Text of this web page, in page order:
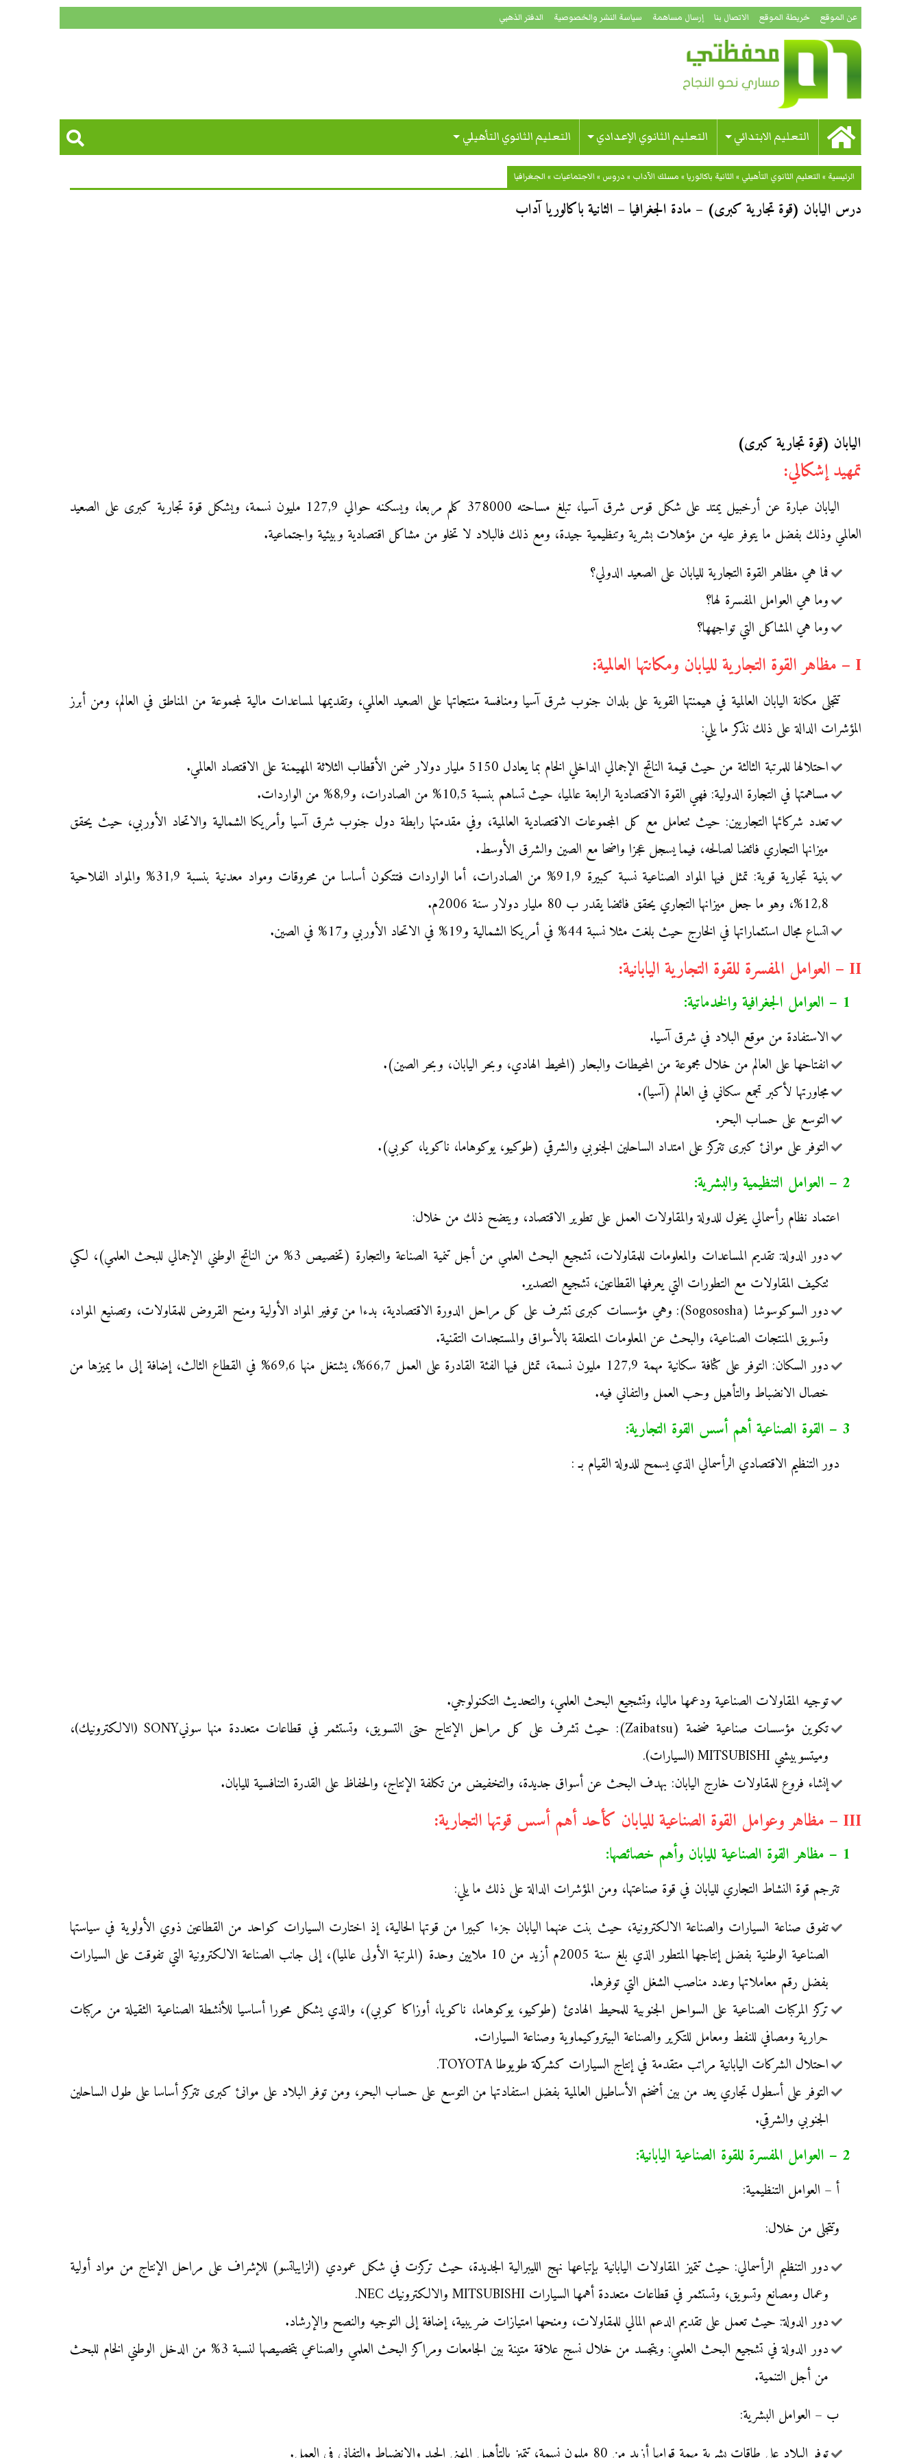
عن الموقع خريطة الموقع الاتصال بنا إرسال مساهمة سياسة النشر والخصوصية الدفتر الذهبي
التعليم الابتدائي التعليم الثانوي الإعدادي التعليم الثانوي التأهيلي
الرئيسية »التعليم الثانوي التأهيلي »الثانية باكالوريا» مسلك الآداب » دروس »الاجتماعيات »الجغرافيا
درس اليابان (قوة تجارية كبرى) – مادة الجغرافيا – الثانية باكالوريا آداب
اليابان (قوة تجارية كبرى)
تمهيد إشكالي:
اليابان عبارة عن أرخبيل يمتد على شكل قوس شرق آسيا، تبلغ مساحته 378000 كلم مربعا، ويسكنه حوالي 127,9 مليون نسمة، ويشكل قوة تجارية كبرى على الصعيد
العالمي وذلك بفضل ما يتوفر عليه من مؤهلات بشرية وتنظيمية جيدة، ومع ذلك فالبلاد لا تخلو من مشاكل اقتصادية وبيئية واجتماعية.
فما هي مظاهر القوة التجارية لليابان على الصعيد الدولي؟
وما هي العوامل المفسرة لها؟
وما هي المشاكل التي تواجهها؟
I – مظاهر القوة التجارية لليابان ومكانتها العالمية:
تتجلى مكانة اليابان العالمية في هيمنتها القوية على بلدان جنوب شرق آسيا ومنافسة منتجاتها على الصعيد العالمي، وتقديمها لمساعدات مالية لمجموعة من المناطق في العالم، ومن أبرز
المؤشرات الدالة على ذلك نذكر ما يلي:
احتلالها للمرتبة الثالثة من حيث قيمة الناتج الإجمالي الداخلي الخام بما يعادل 5150 مليار دولار ضمن الأقطاب الثلاثة المهيمنة على الاقتصاد العالمي.
مساهمتها في التجارة الدولية: فهي القوة الاقتصادية الرابعة عالميا، حيث تساهم بنسبة 10,5% من الصادرات، و8,9% من الواردات.
تعدد شركائها التجاريين: حيث تتعامل مع كل المجموعات الاقتصادية العالمية، وفي مقدمتها رابطة دول جنوب شرق آسيا وأمريكا الشمالية والاتحاد الأوربي، حيث يحقق
ميزانها التجاري فائضا لصالحه، فيما يسجل عجزا واضحا مع الصين والشرق الأوسط.
بنية تجارية قوية: تمثل فيها المواد الصناعية نسبة كبيرة 91,9% من الصادرات، أما الواردات فتتكون أساسا من محروقات ومواد معدنية بنسبة 31,9% والمواد الفلاحية
12,8%، وهو ما جعل ميزانها التجاري يحقق فائضا يقدر ب 80 مليار دولار سنة 2006م.
اتساع مجال استثماراتها في الخارج حيث بلغت مثلا نسبة 44% في أمريكا الشمالية و19% في الاتحاد الأوربي و17% في الصين.
II – العوامل المفسرة للقوة التجارية اليابانية:
1 – العوامل الجغرافية والخدماتية:
الاستفادة من موقع البلاد في شرق آسيا.
انفتاحها على العالم من خلال مجموعة من المحيطات والبحار (المحيط الهادي، وبحر اليابان، وبحر الصين).
مجاورتها لأكبر تجمع سكاني في العالم (آسيا).
التوسع على حساب البحر.
التوفر على موانئ كبرى تتركز على امتداد الساحلين الجنوبي والشرقي (طوكيو، يوكوهاما، ناكويا، كوبي).
2 – العوامل التنظيمية والبشرية:
اعتماد نظام رأسمالي يخول للدولة والمقاولات العمل على تطوير الاقتصاد، ويتضح ذلك من خلال:
دور الدولة: تقديم المساعدات والمعلومات للمقاولات، تشجيع البحث العلمي من أجل تنمية الصناعة والتجارة (تخصيص 3% من الناتج الوطني الإجمالي للبحث العلمي)، لكي
تتكيف المقاولات مع التطورات التي يعرفها القطاعين، تشجيع التصدير.
دور السوكوسوشا (Sogososha): وهي مؤسسات كبرى تشرف على كل مراحل الدورة الاقتصادية، بدءا من توفير المواد الأولية ومنح القروض للمقاولات، وتصنيع المواد،
وتسويق المنتجات الصناعية، والبحث عن المعلومات المتعلقة بالأسواق والمستجدات التقنية.
دور السكان: التوفر على كثافة سكانية مهمة 127,9 مليون نسمة، تمثل فيها الفئة القادرة على العمل 66,7%، يشتغل منها 69,6% في القطاع الثالث، إضافة إلى ما يميزها من
خصال الانضباط والتأهيل وحب العمل والتفاني فيه.
3 – القوة الصناعية أهم أسس القوة التجارية:
دور التنظيم الاقتصادي الرأسمالي الذي يسمح للدولة القيام بـ :
توجيه المقاولات الصناعية ودعمها ماليا، وتشجيع البحث العلمي، والتحديث التكنولوجي.
تكوين مؤسسات صناعية ضخمة (Zaibatsu): حيث تشرف على كل مراحل الإنتاج حتى التسويق، وتستثمر في قطاعات متعددة منها سونيSONY (الالكترونيك)،
وميتسوبيشي MITSUBISHI (السيارات).
إنشاء فروع للمقاولات خارج اليابان: بهدف البحث عن أسواق جديدة، والتخفيض من تكلفة الإنتاج، والحفاظ على القدرة التنافسية لليابان.
III – مظاهر وعوامل القوة الصناعية لليابان كأحد أهم أسس قوتها التجارية:
1 – مظاهر القوة الصناعية لليابان وأهم خصائصها:
تترجم قوة النشاط التجاري لليابان في قوة صناعتها، ومن المؤشرات الدالة على ذلك ما يلي:
تفوق صناعة السيارات والصناعة الالكترونية، حيث بنت عنهما اليابان جزءا كبيرا من قوتها الحالية، إذ اختارت السيارات كواحد من القطاعين ذوي الأولوية في سياستها
الصناعية الوطنية بفضل إنتاجها المتطور الذي بلغ سنة 2005م أزيد من 10 ملايين وحدة (المرتبة الأولى عالميا)، إلى جانب الصناعة الالكترونية التي تفوقت على السيارات
بفضل رقم معاملاتها وعدد مناصب الشغل التي توفرها.
تركز المركبات الصناعية على السواحل الجنوبية للمحيط الهادئ (طوكيو، يوكوهاما، ناكويا، أوزاكا كوبي)، والذي يشكل محورا أساسيا للأنشطة الصناعية الثقيلة من مركبات
حرارية ومصافي للنفط ومعامل للتكرير والصناعة البيتروكيماوية وصناعة السيارات.
احتلال الشركات اليابانية مراتب متقدمة في إنتاج السيارات كشركة طويوطا TOYOTA.
التوفر على أسطول تجاري يعد من بين أضخم الأساطيل العالمية بفضل استفادتها من التوسع على حساب البحر، ومن توفر البلاد على موانئ كبرى تتركز أساسا على طول الساحلين
الجنوبي والشرقي.
2 – العوامل المفسرة للقوة الصناعية اليابانية:
أ – العوامل التنظيمية:
وتتجلى من خلال:
دور التنظيم الرأسمالي: حيث تتميز المقاولات اليابانية بإتباعها نهج الليبرالية الجديدة، حيث تركزت في شكل عمودي (الزايباتسو) للإشراف على مراحل الإنتاج من مواد أولية
وعمال ومصانع وتسويق، وتستثمر في قطاعات متعددة أهمها السيارات MITSUBISHI والالكترونيك NEC.
دور الدولة: حيث تعمل على تقديم الدعم المالي للمقاولات، ومنحها امتيازات ضريبية، إضافة إلى التوجيه والنصح والإرشاد.
دور الدولة في تشجيع البحث العلمي: ويتجسد من خلال نسج علاقة متينة بين الجامعات ومراكز البحث العلمي والصناعي بتخصيصها لنسبة 3% من الدخل الوطني الخام للبحث
من أجل التنمية.
ب – العوامل البشرية: